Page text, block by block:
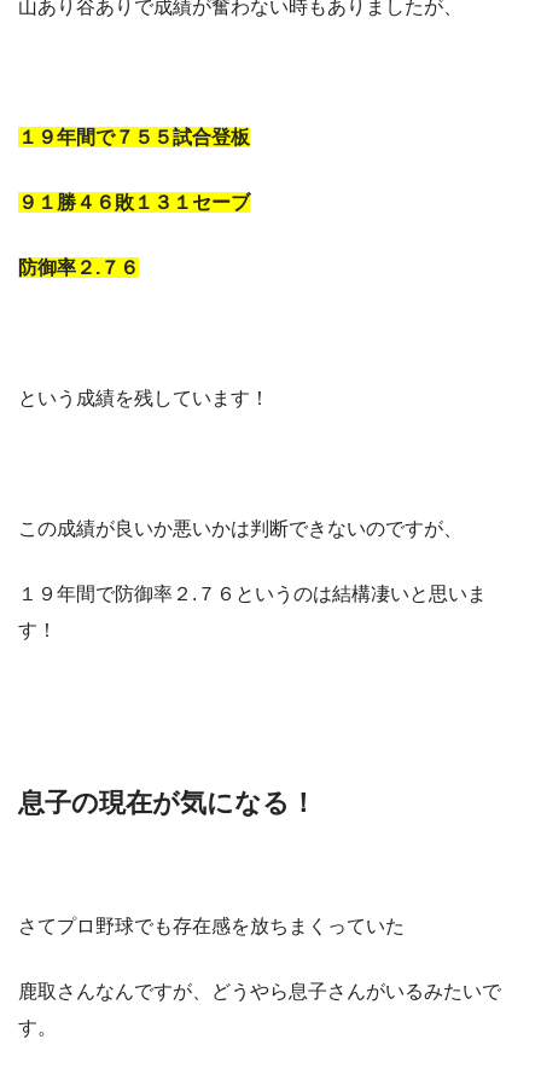
山あり谷ありで成績が奮わない時もありましたが、
１９年間で７５５試合登板
９１勝４６敗１３１セーブ
防御率２.７６
という成績を残しています！
この成績が良いか悪いかは判断できないのですが、
１９年間で防御率２.７６というのは結構凄いと思いま
す！
息子の現在が気になる！
さてプロ野球でも存在感を放ちまくっていた
鹿取さんなんですが、どうやら息子さんがいるみたいで
す。